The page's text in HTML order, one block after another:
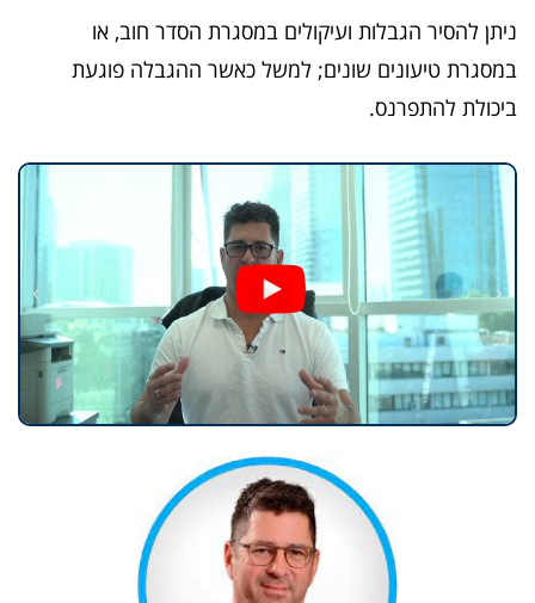
ניתן להסיר הגבלות ועיקולים במסגרת הסדר חוב, או
במסגרת טיעונים שונים; למשל כאשר ההגבלה פוגעת
ביכולת להתפרנס.